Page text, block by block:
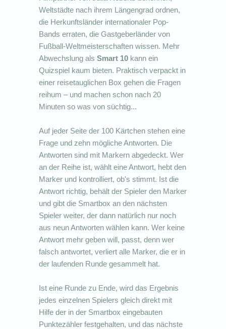
Weltstädte nach ihrem Längengrad ordnen,
die Herkunftsländer internationaler Pop-
Bands erraten, die Gastgeberländer von
Fußball-Weltmeisterschaften wissen. Mehr
Abwechslung alsSmart 10 kann ein
Quizspiel kaum bieten. Praktisch verpackt in
einer reisetauglichen Box gehen die Fragen
reihum – und machen schon nach 20
Minuten so was von süchtig...
Auf jeder Seite der 100 Kärtchen stehen eine
Frage und zehn mögliche Antworten. Die
Antworten sind mit Markern abgedeckt. Wer
an der Reihe ist, wählt eine Antwort, hebt den
Marker und kontrolliert, ob's stimmt. Ist die
Antwort richtig, behält der Spieler den Marker
und gibt die Smartbox an den nächsten
Spieler weiter, der dann natürlich nur noch
aus neun Antworten wählen kann. Wer keine
Antwort mehr geben will, passt, denn wer
falsch antwortet, verliert alle Marker, die er in
der laufenden Runde gesammelt hat.
Ist eine Runde zu Ende, wird das Ergebnis
jedes einzelnen Spielers gleich direkt mit
Hilfe der in der Smartbox eingebauten
Punktezähler festgehalten, und das nächste